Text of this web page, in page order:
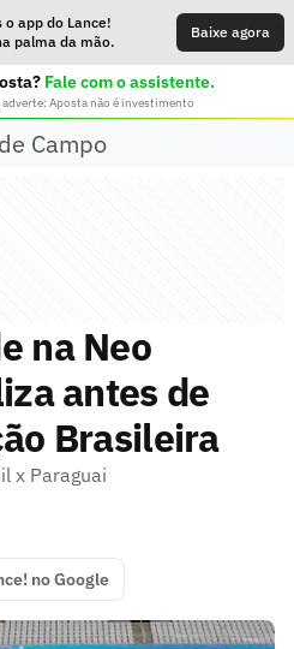
o app do Lance!
palma da mão.
Baixe agora
Fale com o assistente.
Aposta não é investimento
Campo
na Neo
antes de
Brasileira
x Paraguai
no Google